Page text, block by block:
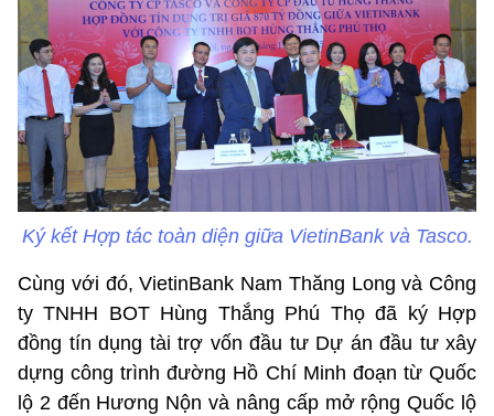
Ký kết Hợp tác toàn diện giữa VietinBank và Tasco.
Cùng với đó, VietinBank Nam Thăng Long và Công
ty TNHH BOT Hùng Thắng Phú Thọ đã ký Hợp
đồng tín dụng tài trợ vốn đầu tư Dự án đầu tư xây
dựng công trình đường Hồ Chí Minh đoạn từ Quốc
lộ 2 đến Hương Nộn và nâng cấp mở rộng Quốc lộ